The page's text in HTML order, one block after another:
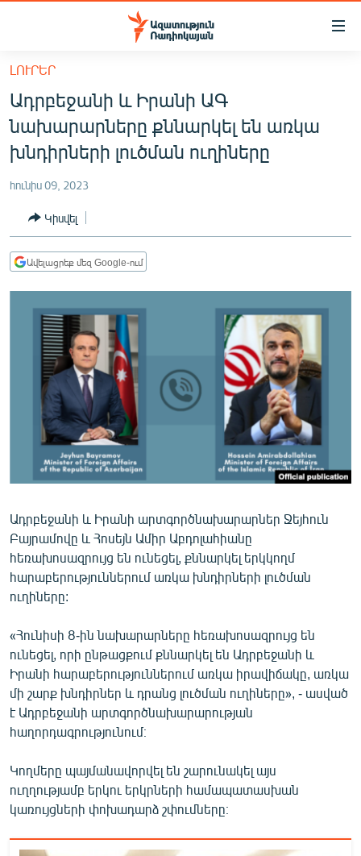
Մատչելիության
հիմնական
բովանդակությանը
Անցնել
հիմնական
մենյուին
ՀԱՅԱՍՏԱՆ
ՔԱՂԱՔԱԿԱՆ
ՀԱՍԱՐԱԿՈՒԹՅՈՒՆ
ՏՆՏԵՍՈՒԹՅՈՒՆ
ՂԱՐԱԲԱՂ
ՊԱՏԵՐԱԶՄԻ 6 ՇԱԲԱԹՆԵՐԸ
ՏԱՐԱԾԱՇՐՋԱՆ
ՄԻՋԱԶԳԱՅԻՆ
ՄՇԱԿՈՒՅԹ
ՍՊՈՐՏ
ՄԵԿՆԱԲԱՆՈՒԹՅՈՒՆ
ԿՈՐՈՆԱՎԻՐՈՒՍ
ԱՐԽԻՎ
ՏԵՍԱՆՅՈՒԹԵՐ
ԲԱՆԱՎԵՃ
ՁԳՏԵԼՈՎ ԼԱՎԱԳՈՒՅՆԻՆ
ՓՈԴՔԱՍԹ
Հայերեն
English
Русский
ՀԵՏԵՎԵՔ ՄԵԶ
ԼՈՒՐԵՐ
Ադրբեջանի և Իրանի ԱԳ
նախարարները քննարկել են առկա
խնդիրների լուծման ուղիները
հունիս 09, 2023
Կիսվել
Ավելացրեք մեզ Google-ում
Ադրբեջանի և Իրանի արտգործնախարարներ Ջեյհուն
Բայրամովը և Հոսեյն Ամիր Աբդոլահիանը
հեռախոսազրույց են ունեցել, քննարկել երկկողմ
հարաբերություններում առկա խնդիրների լուծման
ուղիները:
«Հունիսի 8-ին նախարարները հեռախոսազրույց են
ունեցել, որի ընթացքում քննարկել են Ադրբեջանի և
Իրանի հարաբերություններում առկա իրավիճակը, առկա
մի շարք խնդիրներ և դրանց լուծման ուղիները», - ասված
է Ադրբեջանի արտգործնախարարության
հաղորդագրությունում։
Կողմերը պայմանավորվել են շարունակել այս
ուղղությամբ երկու երկրների համապատասխան
կառույցների փոխադարձ շփումները։